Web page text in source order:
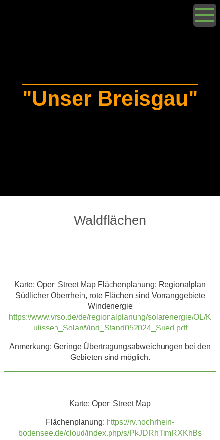
"Unser Breisgau"
Waldflächen
Karte: Open Street Map Flächenplanung: Regionalplan
Südlicher Oberrhein, rote Flächen sind Vorranggebiete
Windenergie
https://www.vrso.de/de/regionalplanung/solarenergie/OL/K
ulissen_SolarWind_Stand052024_Sued.pdf
Anmerkung: Geringe Übertragungsabweichungen bei den
Gebieten sind möglich.
Karte: Open Street Map
Flächenplanung: https://rv.hochrhein-
bodensee.de/cloud/index.php/s/PkJDRhTimRXKhBs